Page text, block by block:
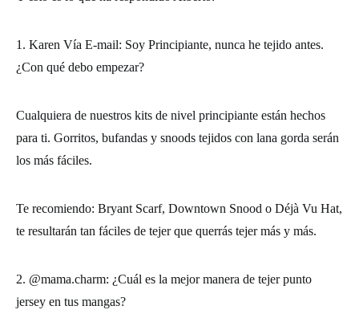
1. Karen Vía E-mail: Soy Principiante, nunca he tejido antes.
¿Con qué debo empezar?
Cualquiera de nuestros kits de nivel principiante están hechos
para ti. Gorritos, bufandas y snoods tejidos con lana gorda serán
los más fáciles.
Te recomiendo: Bryant Scarf, Downtown Snood o Déjà Vu Hat,
te resultarán tan fáciles de tejer que querrás tejer más y más.
2. @mama.charm: ¿Cuál es la mejor manera de tejer punto
jersey en tus mangas?